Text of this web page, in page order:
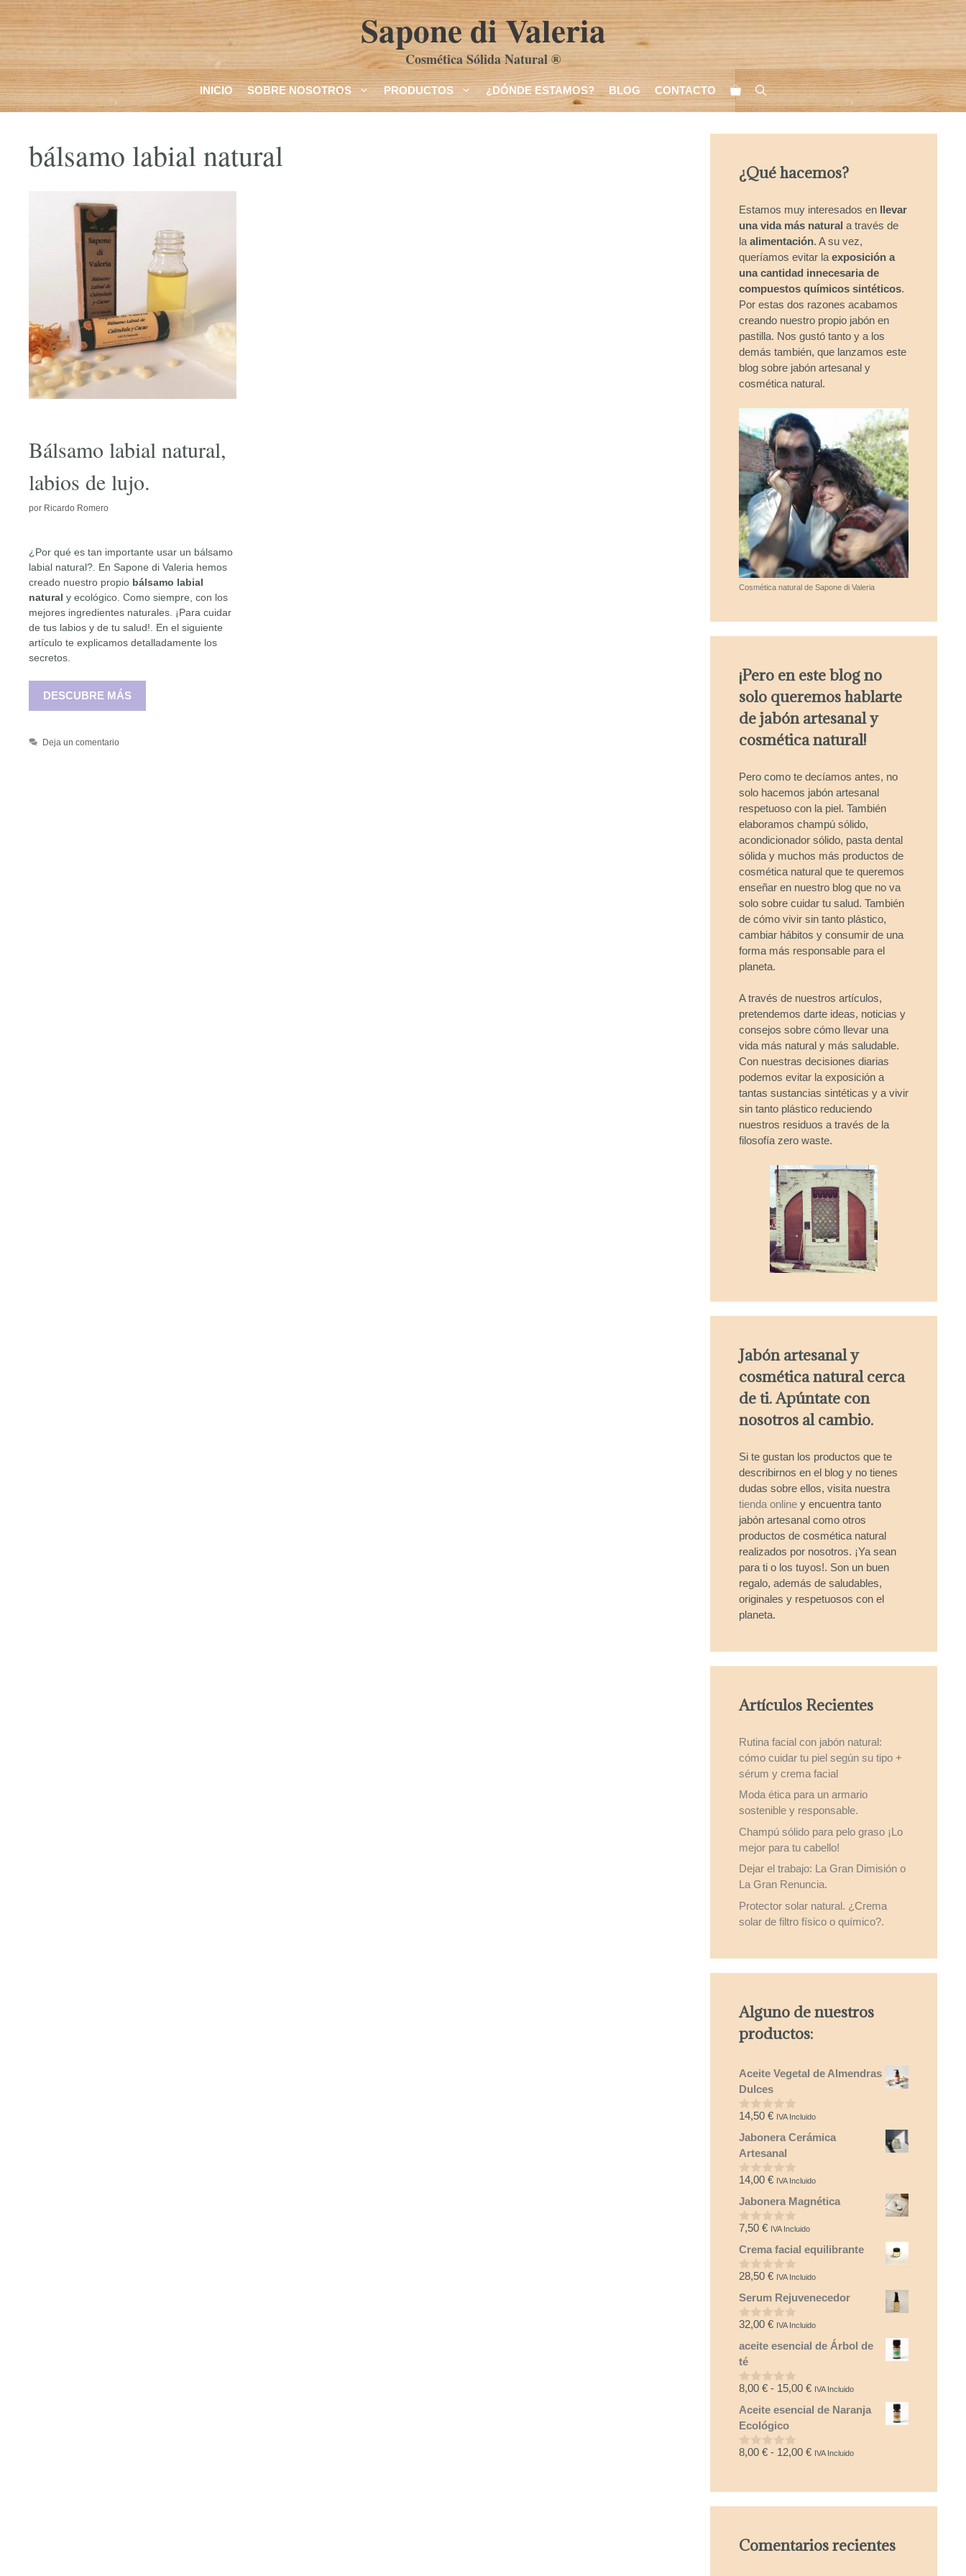
Saltar
Sapone di Valeria
Cosmética Sólida Natural ®
INICIO SOBRE NOSOTROS PRODUCTOS ¿DÓNDE ESTAMOS? BLOG CONTACTO
bálsamo labial natural
Bálsamo labial natural,
labios de lujo.
por Ricardo Romero
¿Por qué es tan importante usar un bálsamo
labial natural?. En Sapone di Valeria hemos
creado nuestro propio bálsamo labial
natural y ecológico. Como siempre, con los
mejores ingredientes naturales. ¡Para cuidar
de tus labios y de tu salud!. En el siguiente
artículo te explicamos detalladamente los
secretos.
DESCUBRE MÁS
Deja un comentario
¿Qué hacemos?
Estamos muy interesados en llevar
una vida más natural a través de
la alimentación. A su vez,
queríamos evitar la exposición a
una cantidad innecesaria de
compuestos químicos sintéticos.
Por estas dos razones acabamos
creando nuestro propio jabón en
pastilla. Nos gustó tanto y a los
demás también, que lanzamos este
blog sobre jabón artesanal y
cosmética natural.
Cosmética natural de Sapone di Valeria
¡Pero en este blog no
solo queremos hablarte
de jabón artesanal y
cosmética natural!
Pero como te decíamos antes, no
solo hacemos jabón artesanal
respetuoso con la piel. También
elaboramos champú sólido,
acondicionador sólido, pasta dental
sólida y muchos más productos de
cosmética natural que te queremos
enseñar en nuestro blog que no va
solo sobre cuidar tu salud. También
de cómo vivir sin tanto plástico,
cambiar hábitos y consumir de una
forma más responsable para el
planeta.
A través de nuestros artículos,
pretendemos darte ideas, noticias y
consejos sobre cómo llevar una
vida más natural y más saludable.
Con nuestras decisiones diarias
podemos evitar la exposición a
tantas sustancias sintéticas y a vivir
sin tanto plástico reduciendo
nuestros residuos a través de la
filosofía zero waste.
Jabón artesanal y
cosmética natural cerca
de ti. Apúntate con
nosotros al cambio.
Si te gustan los productos que te
describirnos en el blog y no tienes
dudas sobre ellos, visita nuestra
tienda online y encuentra tanto
jabón artesanal como otros
productos de cosmética natural
realizados por nosotros. ¡Ya sean
para ti o los tuyos!. Son un buen
regalo, además de saludables,
originales y respetuosos con el
planeta.
Artículos Recientes
Rutina facial con jabón natural:
cómo cuidar tu piel según su tipo +
sérum y crema facial
Moda ética para un armario
sostenible y responsable.
Champú sólido para pelo graso ¡Lo
mejor para tu cabello!
Dejar el trabajo: La Gran Dimisión o
La Gran Renuncia.
Protector solar natural. ¿Crema
solar de filtro físico o químico?.
Alguno de nuestros
productos:
Aceite Vegetal de Almendras
Dulces
0
e
5
14,50 € IVA Incluido
Jabonera Cerámica
Artesanal
0
e
5
14,00 € IVA Incluido
Jabonera Magnética
0
e
5
7,50 € IVA Incluido
Crema facial equilibrante
0
e
5
28,50 € IVA Incluido
Serum Rejuvenecedor
0
e
5
32,00 € IVA Incluido
aceite esencial de Árbol de
té
0
e
5
8,00 € - 15,00 €Rango
de
8,00 €
IVA Incluido
Aceite esencial de Naranja
Ecológico
0
8,00 € - 12,00 €Rango
12,00 €
IVA Incluido
Comentarios recientes